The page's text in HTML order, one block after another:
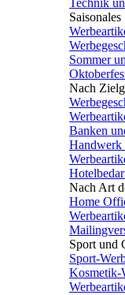
Technik
Saisonales
Sommer
Nach
Banken
Handwerk
Nach Art
Home
Sport und
Sport-
Kosmetik-